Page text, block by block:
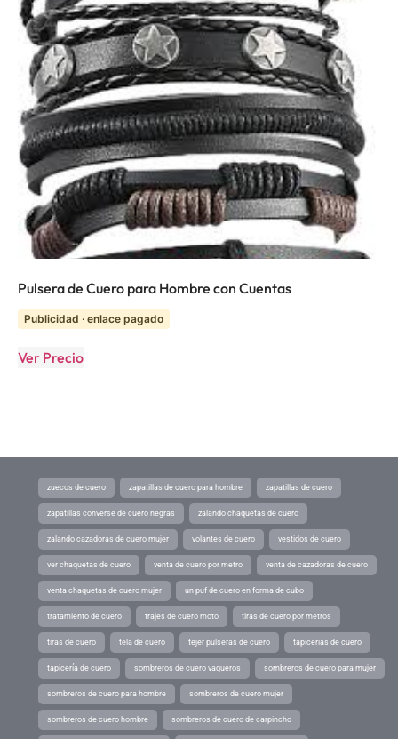
Pulsera de Cuero para Hombre con Cuentas
Publicidad · enlace pagado
Ver Precio
zuecos de cuero zapatillas de cuero para hombre zapatillas de cuero
zapatillas converse de cuero negras zalando chaquetas de cuero
zalando cazadoras de cuero mujer volantes de cuero vestidos de cuero
ver chaquetas de cuero venta de cuero por metro venta de cazadoras de cuero
venta chaquetas de cuero mujer un puf de cuero en forma de cubo
tratamiento de cuero trajes de cuero moto tiras de cuero por metros
tiras de cuero tela de cuero tejer pulseras de cuero tapicerias de cuero
tapicería de cuero sombreros de cuero vaqueros sombreros de cuero para mujer
sombreros de cuero para hombre sombreros de cuero mujer
sombreros de cuero hombre sombreros de cuero de carpincho